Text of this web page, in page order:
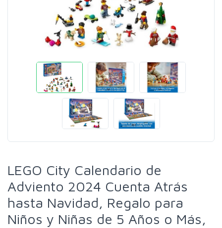
LEGO City Calendario de
Adviento 2024 Cuenta Atrás
hasta Navidad, Regalo para
Niños y Niñas de 5 Años o Más,